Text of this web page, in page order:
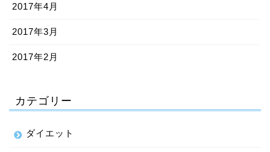
2017年4月
2017年3月
2017年2月
カテゴリー
ダイエット